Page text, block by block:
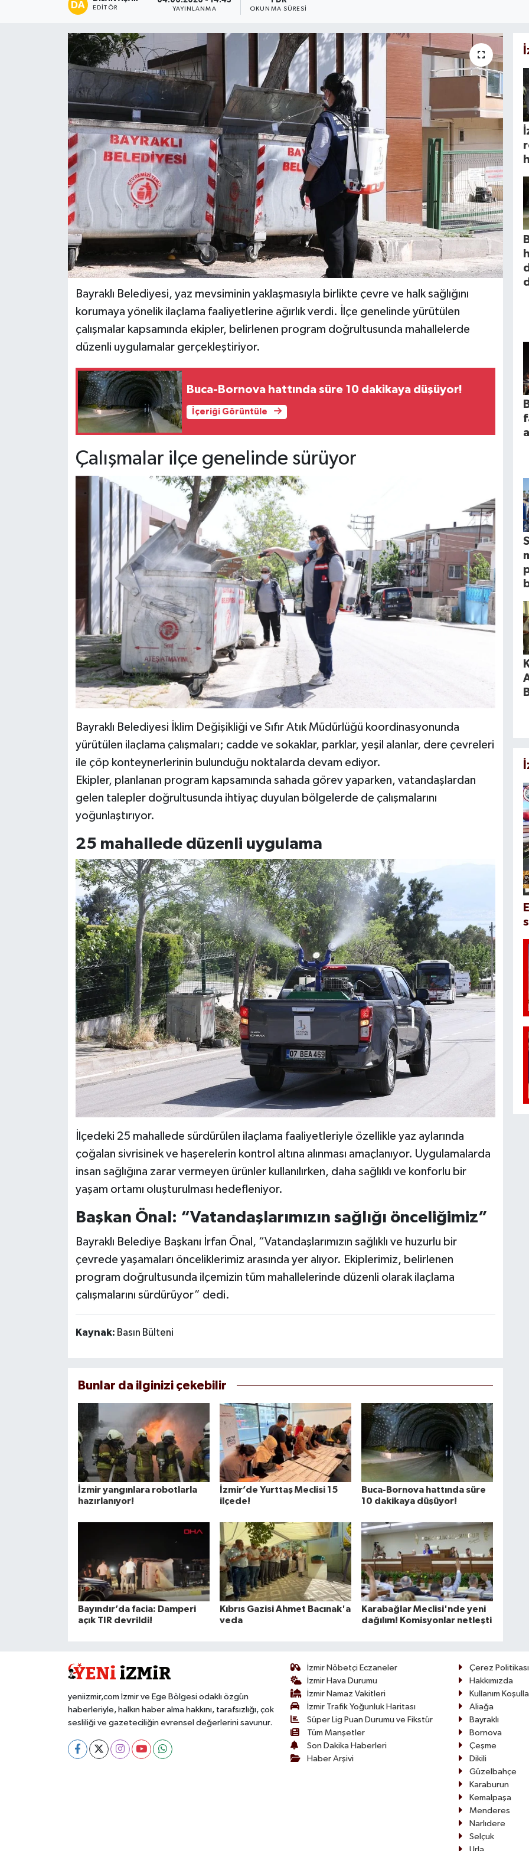
EDITÖR YAYINLANMA OKUNMA SÜRESI
Bayraklı Belediyesi, yaz mevsiminin yaklaşmasıyla birlikte çevre ve halk sağlığını
korumaya yönelik ilaçlama faaliyetlerine ağırlık verdi. İlçe genelinde yürütülen
çalışmalar kapsamında ekipler, belirlenen program doğrultusunda mahallelerde
düzenli uygulamalar gerçekleştiriyor.
Buca-Bornova hattında süre 10 dakikaya düşüyor!
İçeriği Görüntüle
Çalışmalar ilçe genelinde sürüyor
Bayraklı Belediyesi İklim Değişikliği ve Sıfır Atık Müdürlüğü koordinasyonunda
yürütülen ilaçlama çalışmaları; cadde ve sokaklar, parklar, yeşil alanlar, dere çevreleri
ile çöp konteynerlerinin bulunduğu noktalarda devam ediyor.
Ekipler, planlanan program kapsamında sahada görev yaparken, vatandaşlardan
gelen talepler doğrultusunda ihtiyaç duyulan bölgelerde de çalışmalarını
yoğunlaştırıyor.
25 mahallede düzenli uygulama
İlçedeki 25 mahallede sürdürülen ilaçlama faaliyetleriyle özellikle yaz aylarında
çoğalan sivrisinek ve haşerelerin kontrol altına alınması amaçlanıyor. Uygulamalarda
insan sağlığına zarar vermeyen ürünler kullanılırken, daha sağlıklı ve konforlu bir
yaşam ortamı oluşturulması hedefleniyor.
Başkan Önal: “Vatandaşlarımızın sağlığı önceliğimiz”
Bayraklı Belediye Başkanı İrfan Önal, “Vatandaşlarımızın sağlıklı ve huzurlu bir
çevrede yaşamaları önceliklerimiz arasında yer alıyor. Ekiplerimiz, belirlenen
program doğrultusunda ilçemizin tüm mahallelerinde düzenli olarak ilaçlama
çalışmalarını sürdürüyor” dedi.
Kaynak: Basın Bülteni
Bunlar da ilginizi çekebilir
İzmir yangınlara robotlarla
hazırlanıyor!
İzmir’de Yurttaş Meclisi 15
ilçede!
Buca-Bornova hattında süre
10 dakikaya düşüyor!
Bayındır’da facia: Damperi
açık TIR devrildi!
Kıbrıs Gazisi Ahmet Bacınak'a
veda
Karabağlar Meclisi'nde yeni
dağılım! Komisyonlar netleşti
yeniizmir,com İzmir ve Ege Bölgesi odaklı özgün
haberleriyle, halkın haber alma hakkını, tarafsızlığı, çok
sesliliği ve gazeteciliğin evrensel değerlerini savunur.
İzmir Nöbetçi Eczaneler
İzmir Hava Durumu
İzmir Namaz Vakitleri
İzmir Trafik Yoğunluk Haritası
Süper Lig Puan Durumu ve Fikstür
Tüm Manşetler
Son Dakika Haberleri
Haber Arşivi
Çerez Politikası
Hakkımızda
Kullanım
Aliağa
Bayraklı
Bornova
Çeşme
Dikili
Güzelbahçe
Karaburun
Kemalpaşa
Menderes
Narlıdere
Selçuk
Teknoloji
Tatil ve Seyahat
Okul Gazetesi